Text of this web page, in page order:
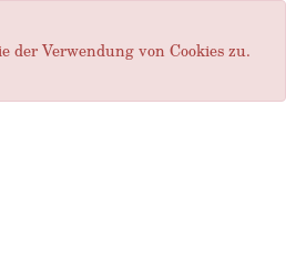
der Verwendung von Cookies zu.